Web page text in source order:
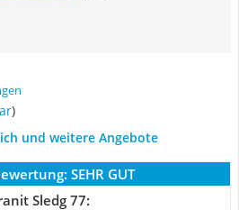
)
und weitere Angebote
SEHR GUT
Sledg 77: